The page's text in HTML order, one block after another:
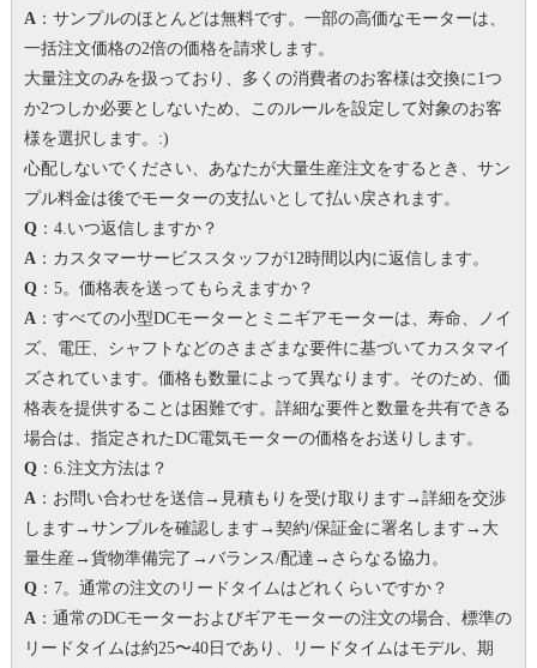
A：サンプルのほとんどは無料です。一部の高価なモーターは、
一括注文価格の2倍の価格を請求します。
大量注文のみを扱っており、多くの消費者のお客様は交換に1つ
か2つしか必要としないため、このルールを設定して対象のお客
様を選択します。 :)
心配しないでください、あなたが大量生産注文をするとき、サン
プル料金は後でモーターの支払いとして払い戻されます。
Q：4.いつ返信しますか？
A：カスタマーサービススタッフが12時間以内に返信します。
Q：5。価格表を送ってもらえますか？
A：すべての小型DCモーターとミニギアモーターは、寿命、ノイ
ズ、電圧、シャフトなどのさまざまな要件に基づいてカスタマイ
ズされています。価格も数量によって異なります。 そのため、価
格表を提供することは困難です。 詳細な要件と数量を共有できる
場合は、指定されたDC電気モーターの価格をお送りします。
Q：6.注文方法は？
A：お問い合わせを送信→見積もりを受け取ります→詳細を交渉
します→サンプルを確認します→契約/保証金に署名します→大
量生産→貨物準備完了→バランス/配達→さらなる協力。
Q：7。 通常の注文のリードタイムはどれくらいですか？
A：通常のDCモーターおよびギアモーターの注文の場合、標準の
リードタイムは約25〜40日であり、リードタイムはモデル、期